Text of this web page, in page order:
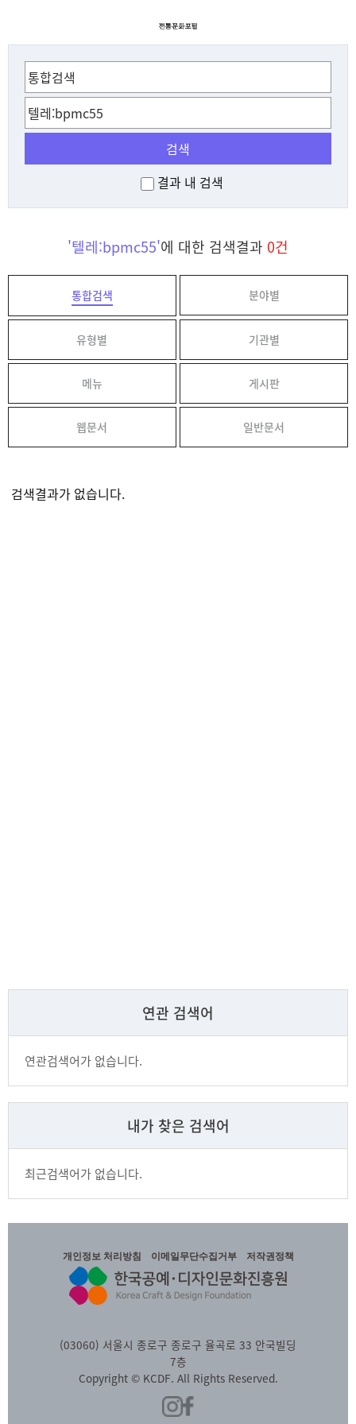
검색
결과 내 검색
'텔레:bpmc55'에 대한 검색결과 0건
통합검색 분야별
유형별 기관별
메뉴 게시판
웹문서 일반문서
검색결과가 없습니다.
연관 검색어
연관검색어가 없습니다.
내가 찾은 검색어
최근검색어가 없습니다.
개인정보 처리방침 이메일무단수집거부 저작권정책
(03060) 서울시 종로구 종로구 율곡로 33 안국빌딩
7층
Copyright © KCDF. All Rights Reserved.